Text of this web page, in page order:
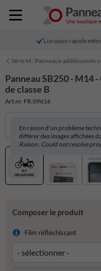
Livraison rapide
Série M : Panneaux additionnels
Panneau SB250 - M14
de classe B
Art.nr. FR.09616
En raison d'un problème
différer des images affichées
Raison : Could not resolve
Composer le produit
Film réfléchissant